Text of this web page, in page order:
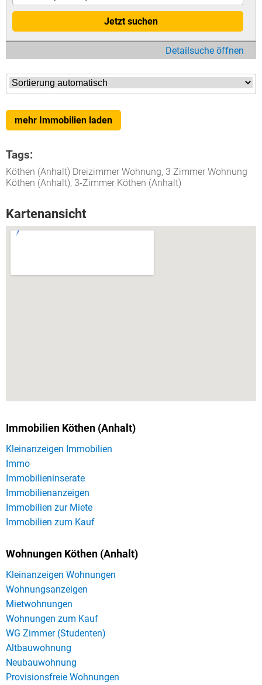
Jetzt suchen
Detailsuche öffnen
mehr Immobilien laden
Tags:
Köthen (Anhalt) Dreizimmer Wohnung, 3 Zimmer Wohnung
Köthen (Anhalt), 3-Zimmer Köthen (Anhalt)
Kartenansicht
Immobilien Köthen (Anhalt)
Kleinanzeigen Immobilien
Immo
Immobilieninserate
Immobilienanzeigen
Immobilien zur Miete
Immobilien zum Kauf
Wohnungen Köthen (Anhalt)
Kleinanzeigen Wohnungen
Wohnungsanzeigen
Mietwohnungen
Wohnungen zum Kauf
WG Zimmer (Studenten)
Altbauwohnung
Neubauwohnung
Provisionsfreie Wohnungen